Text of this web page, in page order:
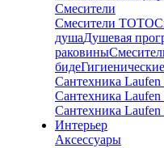
Смесители
Смесители TOTO
душаДушевая
раковины
биде
Сантехника Laufen
Сантехника Laufen
Сантехника Laufen
Интерьер
Аксессуары